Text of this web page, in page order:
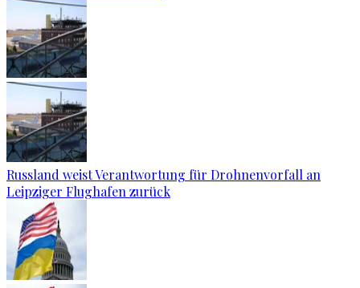
Russland weist Verantwortung für Drohnenvorfall an
Leipziger Flughafen zurück